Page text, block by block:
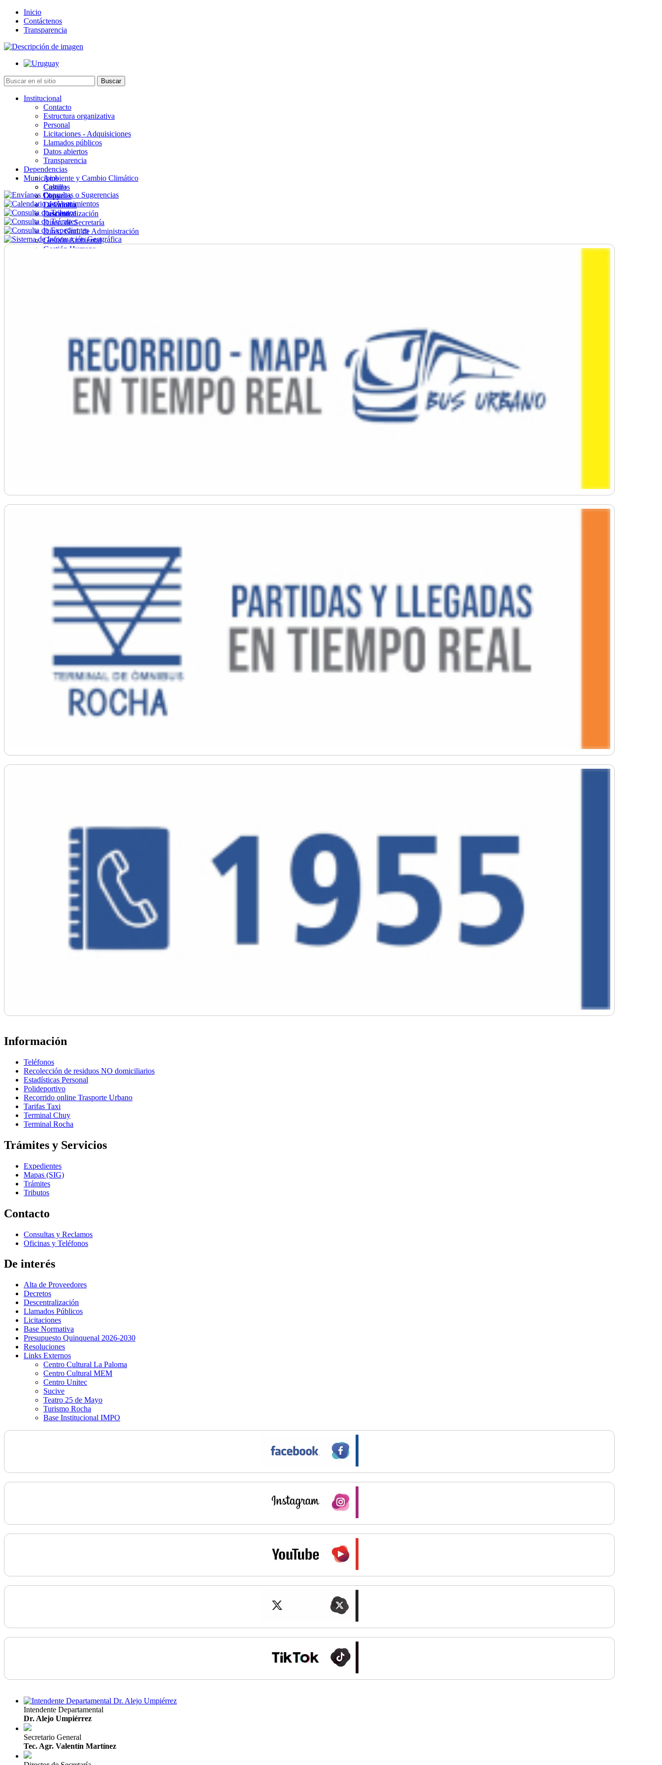
Inicio
Contáctenos
Transparencia
Institucional
Contacto
Estructura organizativa
Personal
Licitaciones - Adquisiciones
Llamados públicos
Datos abiertos
Transparencia
Dependencias
Ambiente y Cambio Climático
Cultura
Deportes
Desarrollo
Descentralización
Direc. de Secretaría
Direc. Gral. de Administración
Gestión Ambiental
Gestión Humana
Municipios
Castillos
Chuy
La Paloma
Lascano
Información
Teléfonos
Recolección de residuos NO domiciliarios
Estadísticas Personal
Polideportivo
Recorrido online Trasporte Urbano
Tarifas Taxi
Terminal Chuy
Terminal Rocha
Trámites y Servicios
Expedientes
Mapas (SIG)
Trámites
Tributos
Contacto
Consultas y Reclamos
Oficinas y Teléfonos
De interés
Alta de Proveedores
Decretos
Descentralización
Llamados Públicos
Licitaciones
Base Normativa
Presupuesto Quinquenal 2026-2030
Resoluciones
Links Externos
Centro Cultural La Paloma
Centro Cultural MEM
Centro Unitec
Sucive
Teatro 25 de Mayo
Turismo Rocha
Base Institucional IMPO
Intendente Departamental
Dr. Alejo Umpiérrez
Secretario General
Tec. Agr. Valentín Martínez